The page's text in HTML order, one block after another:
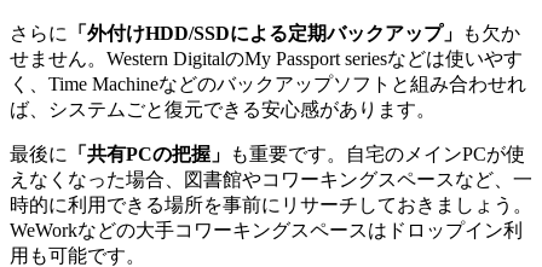
さらに 「外付けHDD/SSDによる定期バックアップ」
も欠か
せません。Western DigitalのMy Passport seriesなどは使いやす
く、Time Machineなどのバックアップソフトと組み合わせれ
ば、システムごと復元できる安心感があります。
最後に 「共有PCの把握」
も重要です。自宅のメインPCが使
えなくなった場合、図書館やコワーキングスペースなど、一
時的に利用できる場所を事前にリサーチしておきましょう。
WeWorkなどの大手コワーキングスペースはドロップイン利
用も可能です。